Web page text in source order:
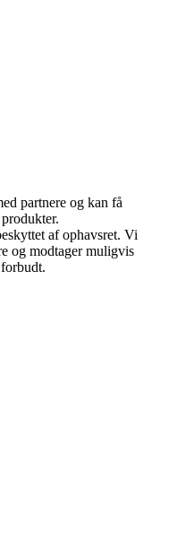
partnere og kan få
af ophavsret. Vi
og modtager muligvis